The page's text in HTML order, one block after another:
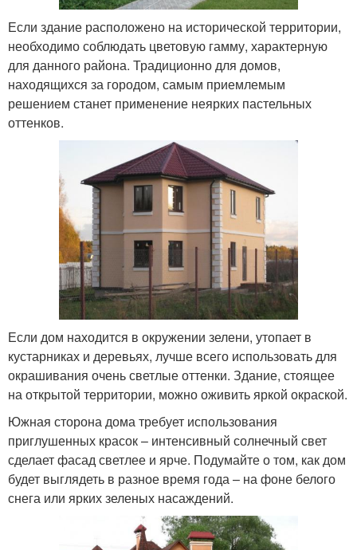
Если здание расположено на исторической территории,
необходимо соблюдать цветовую гамму, характерную
для данного района. Традиционно для домов,
находящихся за городом, самым приемлемым
решением станет применение неярких пастельных
оттенков.
Если дом находится в окружении зелени, утопает в
кустарниках и деревьях, лучше всего использовать для
окрашивания очень светлые оттенки. Здание, стоящее
на открытой территории, можно оживить яркой окраской.
Южная сторона дома требует использования
приглушенных красок – интенсивный солнечный свет
сделает фасад светлее и ярче. Подумайте о том, как дом
будет выглядеть в разное время года – на фоне белого
снега или ярких зеленых насаждений.